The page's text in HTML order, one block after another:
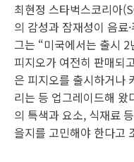
최현정 스타벅스코리아
의 감성과 잠재성이 음료
그는 “미국에서는 출시
피지오가 여전히 판매되
은 피지오를 출시하거나
리는 등 업그레이드해
의 특색과 요소, 식재료
을지를 고민해야 한다고